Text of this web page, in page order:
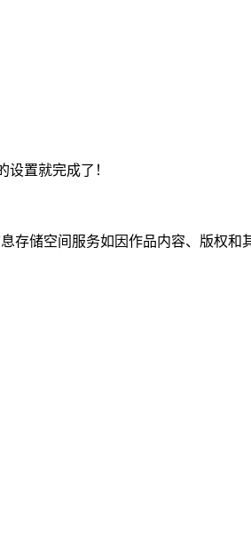
置就完成了！
存储空间服务如因作品内容、版权和